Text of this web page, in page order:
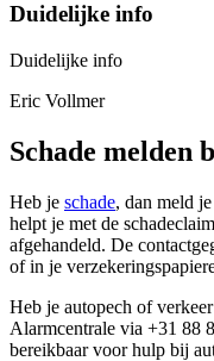
Duidelijke info
Duidelijke info
Eric Vollmer
Schade melden
Heb je schade, dan meld
helpt je met de
afgehandeld. De
of in je
Heb je autopech of
Alarmcentrale via +31 88
bereikbaar voor hulp bij